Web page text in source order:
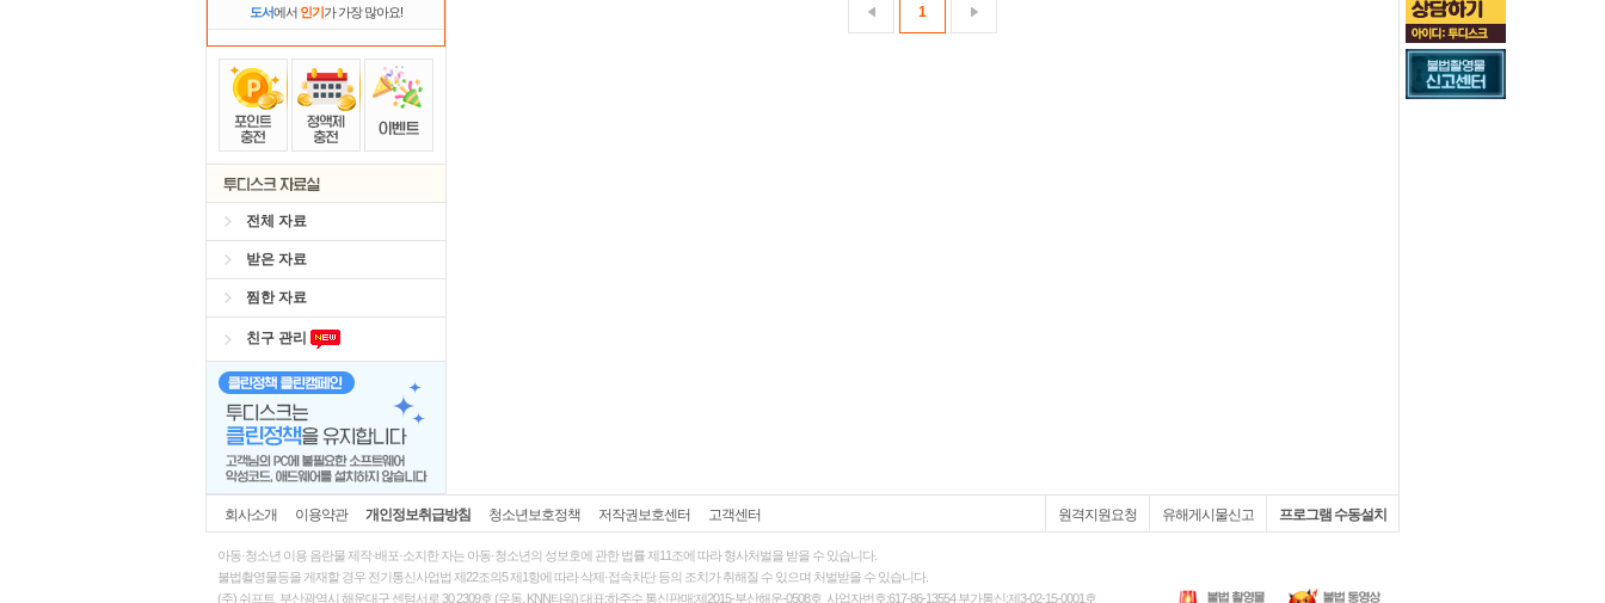
도서에서 인기가 가장 많아요!
전체 자료
받은 자료
찜한 자료
친구 관리
1
회사소개 이용약관 개인정보취급방침 청소년보호정책 저작권보호센터 고객센터 원격지원요청 유해게시물신고 프로그램 수동설치
아동·청소년 이용 음란물 제작·배포·소지한 자는 아동·청소년의 성보호에 관한 법률제11조에 따라 형사처벌을 받을 수 있습니다.
불법촬영물등을 게재할 경우 전기통신사업법 제22조의5 제1항에 따라 삭제·접속차단 등의 조치가 취해질 수 있으며 처벌받을 수 있습니다.
(주) 쉬프트 부산광역시 해운대구 센텀서로 30 2309호 (우동, KNN타워) 대표:하주수 통신판매:제2015-부산해운-0508호 사업자번호:617-86-13554 부가통신:제3-02-15-0001호